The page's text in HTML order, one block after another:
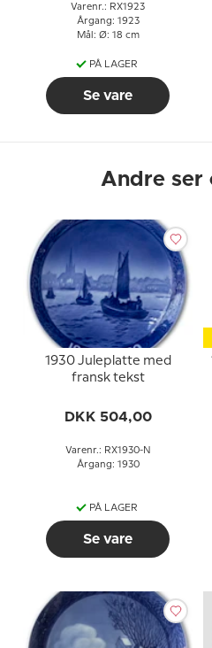
Varenr.: RX1923
Årgang: 1923
Mål: Ø: 18 cm
PÅ LAGER
Se vare
Andre ser
1930 Juleplatte med
fransk tekst
DKK 504,00
Varenr.: RX1930-N
Årgang: 1930
PÅ LAGER
Se vare